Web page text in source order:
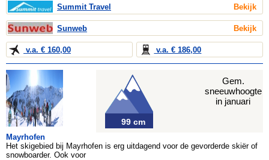
Summit Travel Bekijk
Sunweb Bekijk
v.a. € 160,00 v.a. € 186,00
Mayrhofen
Het skigebied bij Mayrhofen is erg uitdagend voor de gevorderde skiër of
snowboarder. Ook voor
99 cm
Gem.
sneeuwhoogte
in januari